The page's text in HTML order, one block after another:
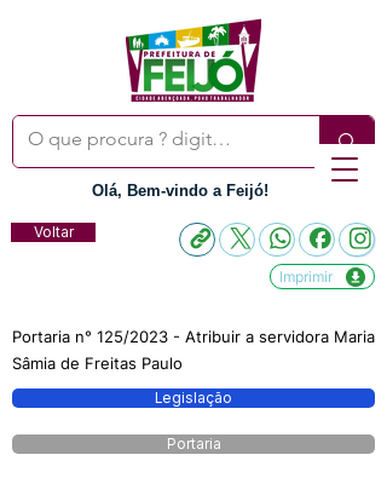
Olá, Bem-vindo a Feijó!
Voltar
Imprimir
Portaria n° 125/2023 - Atribuir a servidora Maria
Sâmia de Freitas Paulo
Legislação
Portaria